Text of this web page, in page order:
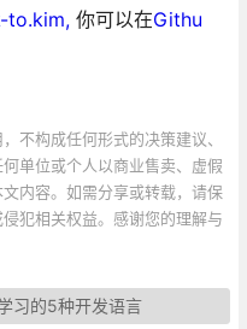
to.kim,你可以在Githu
不构成任何形式的决策建议、
单位或个人以商业售卖、虚假
内容。如需分享或转载，请保
犯相关权益。感谢您的理解与
习的5种开发语言